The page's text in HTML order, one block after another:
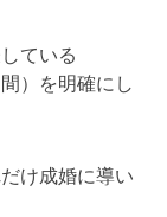
ている
）を明確にし
け成婚に導い